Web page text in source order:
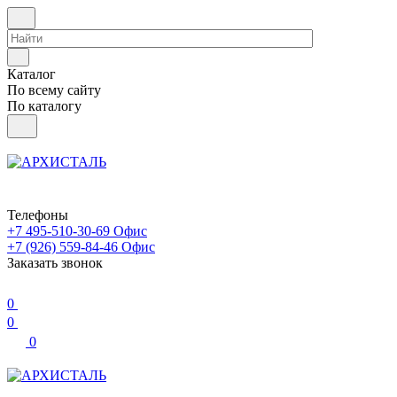
Каталог
По всему сайту
По каталогу
Телефоны
+7 495-510-30-69 Офис
+7 (926) 559-84-46 Офис
Заказать звонок
0
0
0